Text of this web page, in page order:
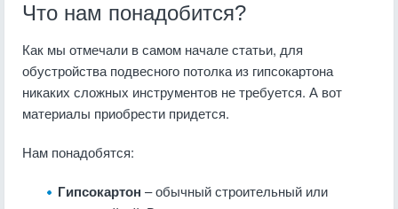
Что нам понадобится?
Как мы отмечали в самом начале статьи, для
обустройства подвесного потолка из гипсокартона
никаких сложных инструментов не требуется. А вот
материалы приобрести придется.
Нам понадобятся:
Гипсокартон – обычный строительный или